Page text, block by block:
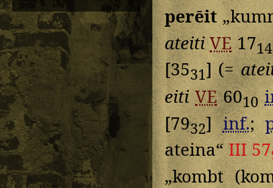
perēit
ateiti VE1714
[3531] (=
eiti VE6010
[7932]inf.;
ateina“III 57
„kombt